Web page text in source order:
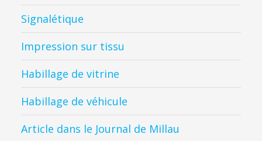
Signalétique
Impression sur tissu
Habillage de vitrine
Habillage de véhicule
Article dans le Journal de Millau